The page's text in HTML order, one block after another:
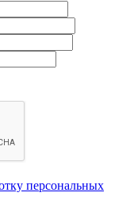
персональных